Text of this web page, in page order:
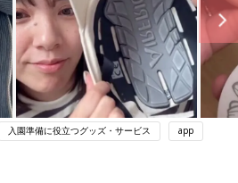
入園準備に役立つグッズ・サービス app